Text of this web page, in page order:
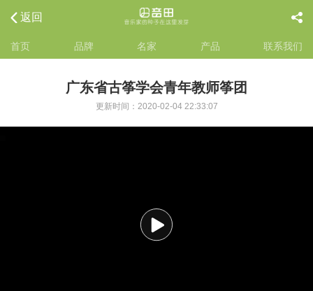
返回
首页 品牌 名家 产品 联系我们
广东省古筝学会青年教师筝团
更新时间：2020-02-04 22:33:07
播
放